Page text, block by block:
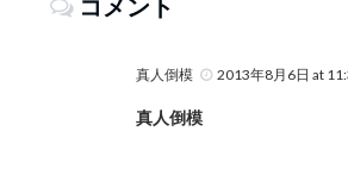
コメント
真人倒模 2013年8月6日 at
真人倒模